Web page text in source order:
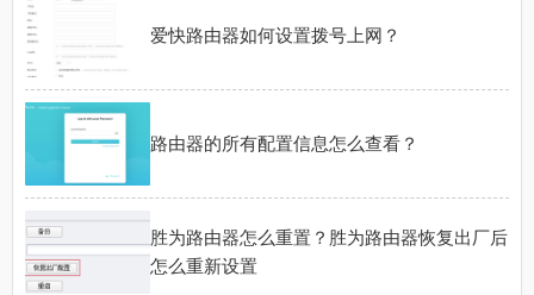
爱快路由器如何设置拨号上网？
路由器的所有配置信息怎么查看？
胜为路由器怎么重置？胜为路由器恢复出厂后
怎么重新设置